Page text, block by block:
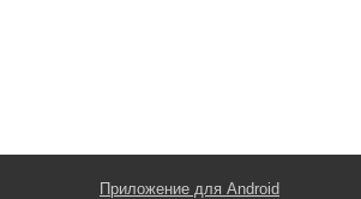
Приложение для Android